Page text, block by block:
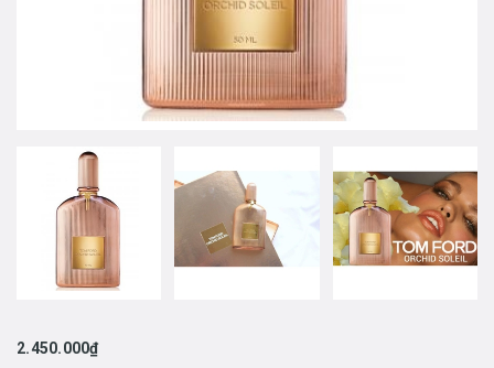
2.450.000₫